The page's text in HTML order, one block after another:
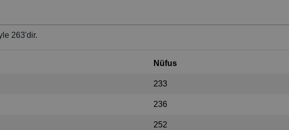
263'dir.
Nüfus
233
236
252